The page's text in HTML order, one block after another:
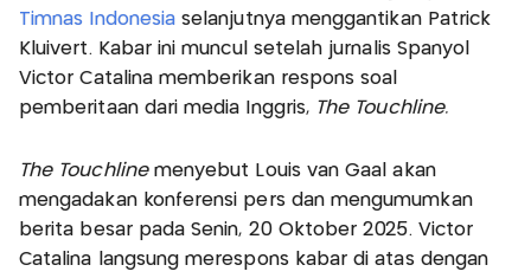
Timnas Indonesia selanjutnya menggantikan Patrick
Kluivert. Kabar ini muncul setelah jurnalis Spanyol
Victor Catalina memberikan respons soal
pemberitaan dari media Inggris, The Touchline.
The Touchline menyebut Louis van Gaal akan
mengadakan konferensi pers dan mengumumkan
berita besar pada Senin, 20 Oktober 2025. Victor
Catalina langsung merespons kabar di atas dengan